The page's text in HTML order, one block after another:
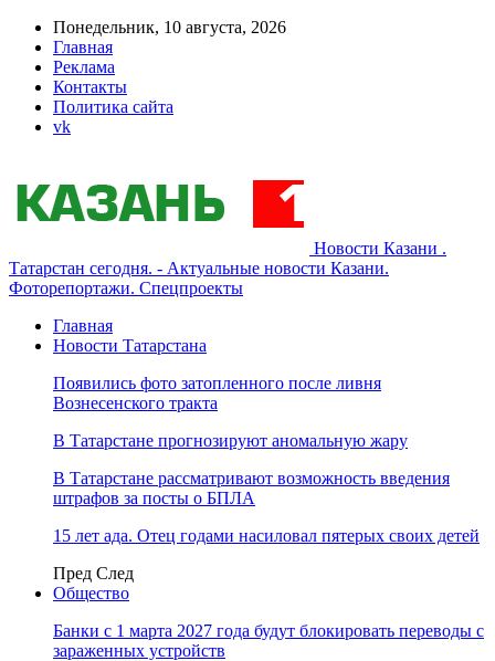
Понедельник, 10 августа, 2026
Главная
Реклама
Контакты
Политика сайта
vk
Новости Казани .
Татарстан сегодня. - Актуальные новости Казани.
Фоторепортажи. Спецпроекты
Главная
Новости Татарстана
Появились фото затопленного после ливня
Вознесенского тракта
В Татарстане прогнозируют аномальную жару
В Татарстане рассматривают возможность введения
штрафов за посты о БПЛА
15 лет ада. Отец годами насиловал пятерых своих детей
Пред След
Общество
Банки с 1 марта 2027 года будут блокировать переводы с
зараженных устройств